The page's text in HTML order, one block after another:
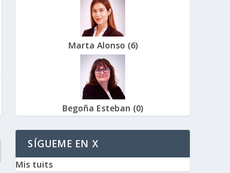
Marta Alonso (6)
Begoña Esteban (0)
SÍGUEME EN X
Mis tuits